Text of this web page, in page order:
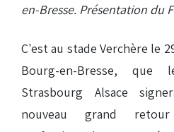
en-Bresse. Présentation du
C'est au stade Verchère le
Bourg-en-Bresse,
Strasbourg Alsace
nouveau grand